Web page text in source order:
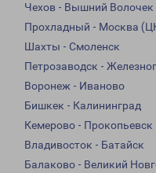
Чехов - Вышний Волочек
Прохладный - Москва
Шахты - Смоленск
Петрозаводск -
Воронеж - Иваново
Бишкек - Калининград
Кемерово - Прокопьевск
Владивосток - Батайск
Балаково - Великий